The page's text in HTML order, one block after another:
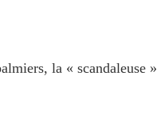
la « scandaleuse